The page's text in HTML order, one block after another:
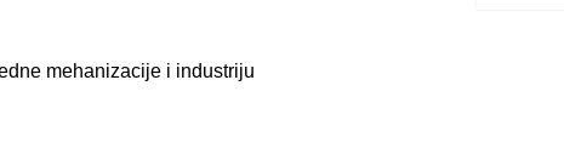
mehanizacije i industriju